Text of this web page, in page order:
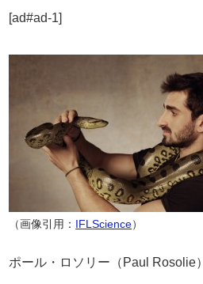
[ad#ad-1]
（画像引用： IFLScience）
ポール・ロソリー（Paul Rosolie）